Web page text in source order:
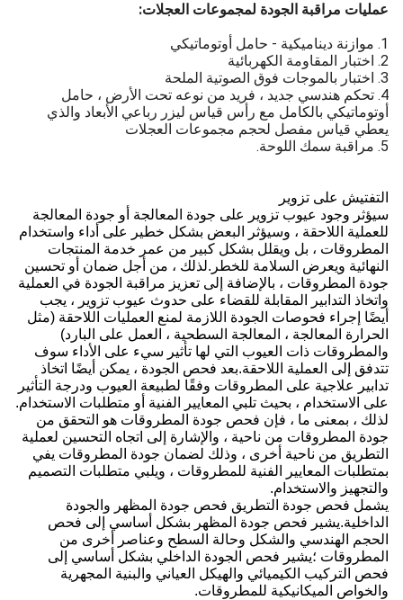
عمليات مراقبة الجودة لمجموعات العجلات:
1. موازنة ديناميكية - حامل أوتوماتيكي
2. اختبار المقاومة الكهربائية
3. اختبار بالموجات فوق الصوتية الملحة
4. تحكم هندسي جديد ، فريد من نوعه تحت الأرض ، حامل
أوتوماتيكي بالكامل مع رأس قياس ليزر رباعي الأبعاد والذي
يعطي قياس مفصل لحجم مجموعات العجلات
5. مراقبة سمك اللوحة.
التفتيش على تزوير
سيؤثر وجود عيوب تزوير على جودة المعالجة أو جودة المعالجة
للعملية اللاحقة ، وسيؤثر البعض بشكل خطير على أداء واستخدام
المطروقات ، بل ويقلل بشكل كبير من عمر خدمة المنتجات
النهائية ويعرض السلامة للخطر.لذلك ، من أجل ضمان أو تحسين
جودة المطروقات ، بالإضافة إلى تعزيز مراقبة الجودة في العملية
واتخاذ التدابير المقابلة للقضاء على حدوث عيوب تزوير ، يجب
أيضًا إجراء فحوصات الجودة اللازمة لمنع العمليات اللاحقة (مثل
الحرارة المعالجة ، المعالجة السطحية ، العمل على البارد)
والمطروقات ذات العيوب التي لها تأثير سيء على الأداء سوف
تتدفق إلى العملية اللاحقة.بعد فحص الجودة ، يمكن أيضًا اتخاذ
تدابير علاجية على المطروقات وفقًا لطبيعة العيوب ودرجة التأثير
على الاستخدام ، بحيث تلبي المعايير الفنية أو متطلبات الاستخدام.
لذلك ، بمعنى ما ، فإن فحص جودة المطروقات هو التحقق من
جودة المطروقات من ناحية ، والإشارة إلى اتجاه التحسين لعملية
التطريق من ناحية أخرى ، وذلك لضمان جودة المطروقات يفي
بمتطلبات المعايير الفنية للمطروقات ، ويلبي متطلبات التصميم
والتجهيز والاستخدام.
يشمل فحص جودة التطريق فحص جودة المظهر والجودة
الداخلية.يشير فحص جودة المظهر بشكل أساسي إلى فحص
الحجم الهندسي والشكل وحالة السطح وعناصر أخرى من
المطروقات ؛يشير فحص الجودة الداخلي بشكل أساسي إلى
فحص التركيب الكيميائي والهيكل العياني والبنية المجهرية
والخواص الميكانيكية للمطروقات.